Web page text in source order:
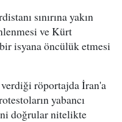
sınırına yakın
ve Kürt
isyana öncülük etmesi
röportajda İran'a
yabancı
doğrular nitelikte